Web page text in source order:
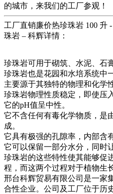
的城市，来我们的工厂参观！
工厂直销廉价热珍珠岩 100 升
珠岩 – 科辉详情：
珍珠岩可用于砌筑、水泥、石
珍珠岩也是花园和水培系统中
主要源于其独特的物理和化学
珍珠岩物理性质稳定，即使压
它的pH值呈中性。
它不含任何有毒化学物质，是
成。
它具有极强的孔隙率，内部含
它可以保留一部分水分，同时
珍珠岩的这些特性使其能够促
程，而这两个过程对于植物生
邢台科辉贸易有限公司是一家
合性企业。公司及工厂位于历